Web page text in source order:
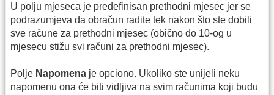
U polju mjeseca je predefinisan prethodni mjesec jer se
podrazumjeva da obračun radite tek nakon što ste dobili
sve račune za prethodni mjesec (obično do 10-og u
mjesecu stižu svi računi za prethodni mjesec).
Polje Napomena je opciono. Ukoliko ste unijeli neku
napomenu ona će biti vidljiva na svim računima koji budu